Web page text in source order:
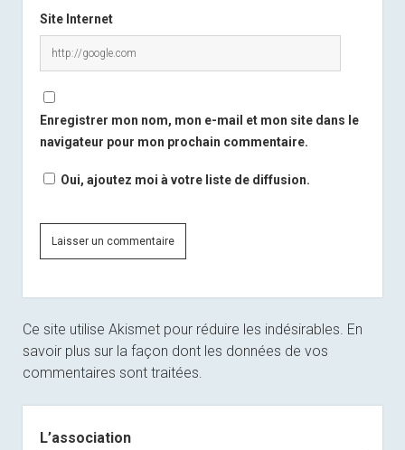
Site Internet
Enregistrer mon nom, mon e-mail et mon site dans le
navigateur pour mon prochain commentaire.
Oui, ajoutez moi à votre liste de diffusion.
Ce site utilise Akismet pour réduire les indésirables. En
savoir plus sur la façon dont les données de vos
commentaires sont traitées.
L’association